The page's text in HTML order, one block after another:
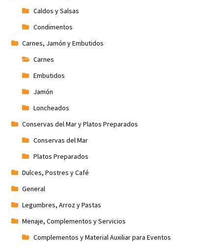
Caldos y Salsas
Condimentos
Carnes, Jamón y Embutidos
Carnes
Embutidos
Jamón
Loncheados
Conservas del Mar y Platos Preparados
Conservas del Mar
Platos Preparados
Dulces, Postres y Café
General
Legumbres, Arroz y Pastas
Menaje, Complementos y Servicios
Complementos y Material Auxiliar para Eventos